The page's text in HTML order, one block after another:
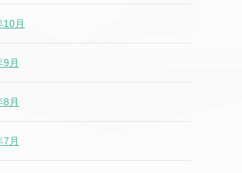
10月
9月
8月
7月